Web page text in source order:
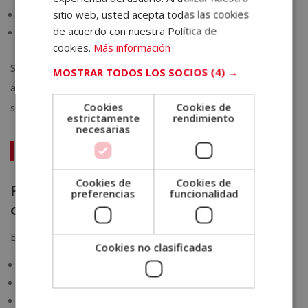
Tecnologías de diagnóstico
Prácticas clínicas y rotaciones hospitalarias
Si ya eres profesional de la salud y deseas especializarte o
actualizarte, estudiar una
ser el paso perfecto para avanzar en tu carrera.
Maestría Internacional en Oftalmología
Perfil ideal del estudiante de
oftalmología
Esta carrera es ideal para personas:
la medicina y la ciencia
PORTUGUESE
sitio web, usted acepta todas las cookies
de acuerdo con nuestra Política de
cookies. Más información
MOSTRAR TODOS LOS SOCIOS (4) →
Cookies
estrictamente
necesarias
Cookies de
rendimiento
Cookies de
preferencias
Cookies de
funcionalidad
Cookies no clasificadas